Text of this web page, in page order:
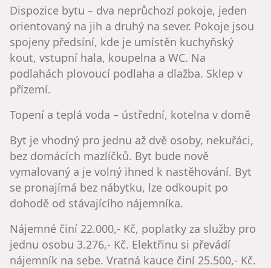
Dispozice bytu – dva neprůchozí pokoje, jeden
orientovaný na jih a druhý na sever. Pokoje jsou
spojeny předsíní, kde je umístěn kuchyňský
kout, vstupní hala, koupelna a WC. Na
podlahách plovoucí podlaha a dlažba. Sklep v
přízemí.
Topení a teplá voda – ústřední, kotelna v domě
Byt je vhodný pro jednu až dvě osoby, nekuřáci,
bez domácích mazlíčků. Byt bude nově
vymalovaný a je volný ihned k nastěhování. Byt
se pronajímá bez nábytku, lze odkoupit po
dohodě od stávajícího nájemníka.
Nájemné činí 22.000,- Kč, poplatky za služby pro
jednu osobu 3.276,- Kč. Elektřinu si převádí
nájemník na sebe. Vratná kauce činí 25.500,- Kč.